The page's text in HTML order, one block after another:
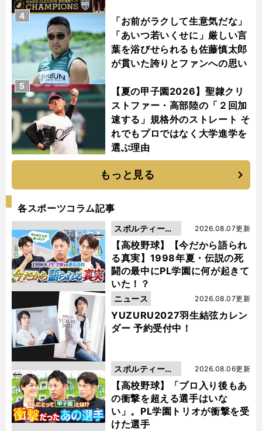
「お前がラクして生意気だな」
「あいつ若いくせに」厳しい言
葉を浴びせられるも佐藤慎太郎
が貫いた誇りとファンへの思い
4
【夏の甲子園2026】聖隷クリ
ストファー・高部陸の「２回加
速する」規格外のストレート そ
れでもプロではなく大学進学を
選ぶ理由
5
もっと見る
各スポーツコラム記事
【高校野球】【今だから語られ
る真実】1998年夏・伝説の死
闘の最中にPL学園に何が起きて
いた！？
2026.08.07更新
スポルティーバ
動画
YUZURU2027羽生結弦カレン
ダー 予約受付中！
2026.08.07更新
ニュース
【高校野球】「プロ入り後もあ
の衝撃を超える選手はいな
い」。PL学園トリオが衝撃を受
けた選手
2026.08.06更新
スポルティーバ
動画